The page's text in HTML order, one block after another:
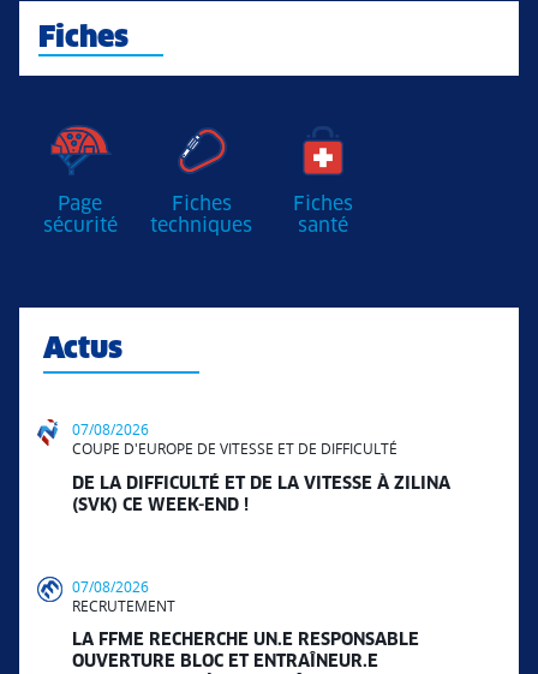
Fiches
Page
sécurité
Fiches
techniques
Fiches
santé
Actus
07/08/2026
COUPE D'EUROPE DE VITESSE ET DE DIFFICULTÉ
DE LA DIFFICULTÉ ET DE LA VITESSE À ZILINA
(SVK) CE WEEK-END !
07/08/2026
RECRUTEMENT
LA FFME RECHERCHE UN.E RESPONSABLE
OUVERTURE BLOC ET ENTRAÎNEUR.E